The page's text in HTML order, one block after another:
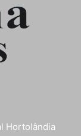
Hortolândia